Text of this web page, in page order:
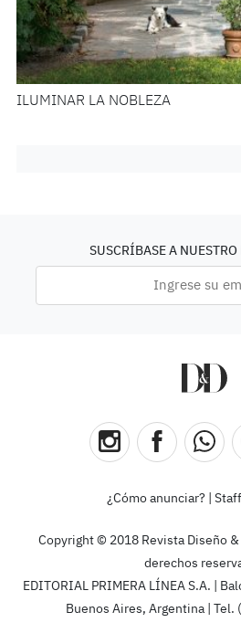
ILUMINAR LA NOBLEZA
SUSCRÍBASE A NUESTRO
¿Cómo anunciar? Staff
Copyright © 2018 Revista Diseño
derechos
EDITORIAL PRIMERA LÍNEA S.A. |
Buenos Aires, Argentina | Tel.